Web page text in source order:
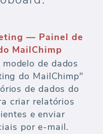
— Painel de
MailChimp
de dados
do MailChimp"
de dados do
criar relatórios
e enviar
por e-mail.